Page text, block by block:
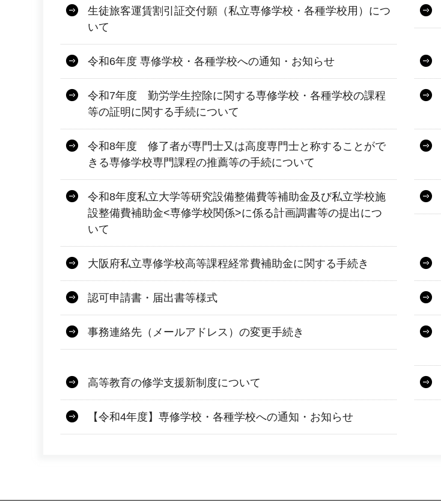
生徒旅客運賃割引証交付願（私立専修学校・各種学校用）につ
いて
令和6年度 専修学校・各種学校への通知・お知らせ
令和7年度 勤労学生控除に関する専修学校・各種学校の課程
等の証明に関する手続について
令和8年度 修了者が専門士又は高度専門士と称することがで
きる専修学校専門課程の推薦等の手続について
令和8年度私立大学等研究設備整備費等補助金及び私立学校施
設整備費補助金<専修学校関係>に係る計画調書等の提出につ
いて
大阪府私立専修学校高等課程経常費補助金に関する手続き
認可申請書・届出書等様式
事務連絡先（メールアドレス）の変更手続き
高等教育の修学支援新制度について
【令和4年度】専修学校・各種学校への通知・お知らせ